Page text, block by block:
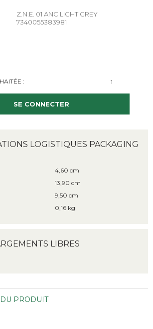
Z.N.E. 01 ANC LIGHT GREY
7340055383981
:
SE CONNECTER
LOGISTIQUES PACKAGING
4,60 cm
13,90 cm
9,50 cm
0,16 kg
LIBRES
PRODUIT